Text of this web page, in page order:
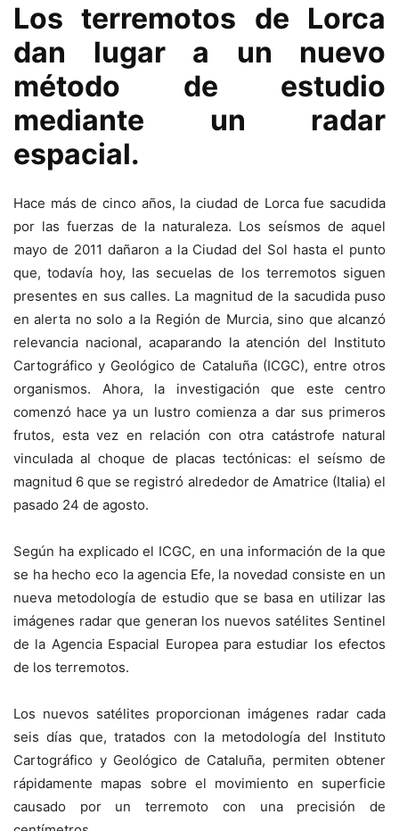
Los terremotos de Lorca
dan lugar a un nuevo
método de estudio
mediante un radar
espacial.
Hace más de cinco años, la ciudad de Lorca fue sacudida
por las fuerzas de la naturaleza. Los seísmos de aquel
mayo de 2011 dañaron a la Ciudad del Sol hasta el punto
que, todavía hoy, las secuelas de los terremotos siguen
presentes en sus calles. La magnitud de la sacudida puso
en alerta no solo a la Región de Murcia, sino que alcanzó
relevancia nacional, acaparando la atención del Instituto
Cartográfico y Geológico de Cataluña (ICGC), entre otros
organismos. Ahora, la investigación que este centro
comenzó hace ya un lustro comienza a dar sus primeros
frutos, esta vez en relación con otra catástrofe natural
vinculada al choque de placas tectónicas: el seísmo de
magnitud 6 que se registró alrededor de Amatrice (Italia) el
pasado 24 de agosto.
Según ha explicado el ICGC, en una información de la que
se ha hecho eco la agencia Efe, la novedad consiste en un
nueva metodología de estudio que se basa en utilizar las
imágenes radar que generan los nuevos satélites Sentinel
de la Agencia Espacial Europea para estudiar los efectos
de los terremotos.
Los nuevos satélites proporcionan imágenes radar cada
seis días que, tratados con la metodología del Instituto
Cartográfico y Geológico de Cataluña, permiten obtener
rápidamente mapas sobre el movimiento en superficie
causado por un terremoto con una precisión de